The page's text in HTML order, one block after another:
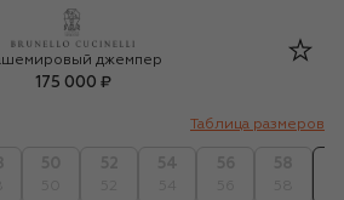
Cucinelliджемпер
175 000 ₽
Таблица размеров